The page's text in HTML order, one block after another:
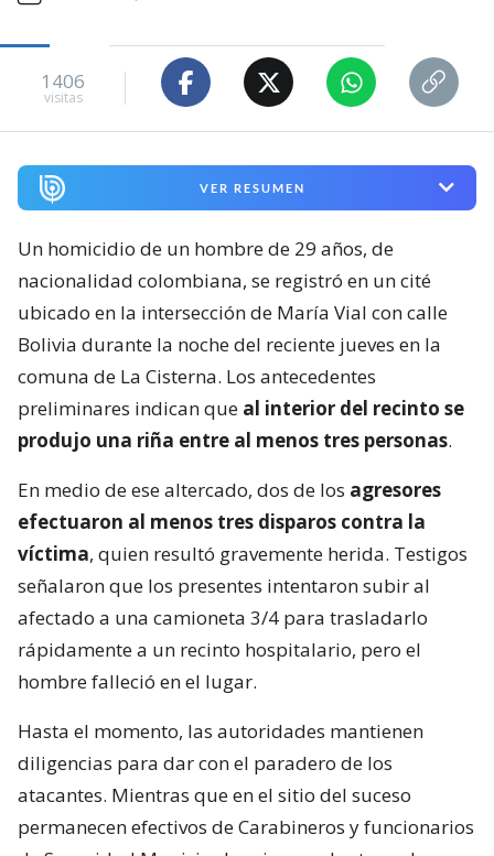
1406
visitas
VER RESUMEN
Un homicidio de un hombre de 29 años, de
nacionalidad colombiana, se registró en un cité
ubicado en la intersección de María Vial con calle
Bolivia durante la noche del reciente jueves en la
comuna de La Cisterna. Los antecedentes
preliminares indican que al interior del recinto se
produjo una riña entre al menos tres personas.
En medio de ese altercado, dos de los agresores
efectuaron al menos tres disparos contra la
víctima, quien resultó gravemente herida. Testigos
señalaron que los presentes intentaron subir al
afectado a una camioneta 3/4 para trasladarlo
rápidamente a un recinto hospitalario, pero el
hombre falleció en el lugar.
Hasta el momento, las autoridades mantienen
diligencias para dar con el paradero de los
atacantes. Mientras que en el sitio del suceso
permanecen efectivos de Carabineros y funcionarios